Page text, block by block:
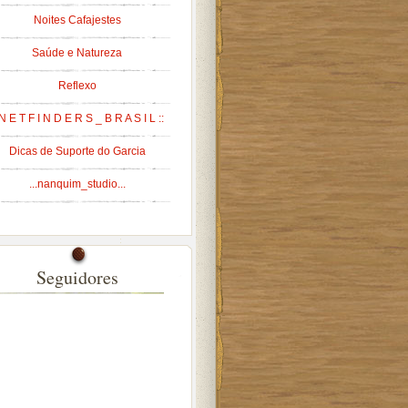
Noites Cafajestes
Saúde e Natureza
Reflexo
E T F I N D E R S _ B R A S I L ::
Dicas de Suporte do Garcia
...nanquim_studio...
Seguidores